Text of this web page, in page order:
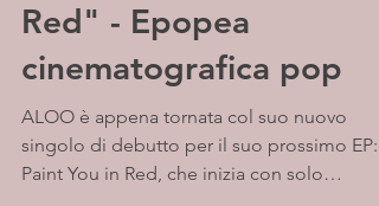
Red" - Epopea
cinematografica pop
ALOO è appena tornata col suo nuovo
singolo di debutto per il suo prossimo EP:
Paint You in Red, che inizia con solo